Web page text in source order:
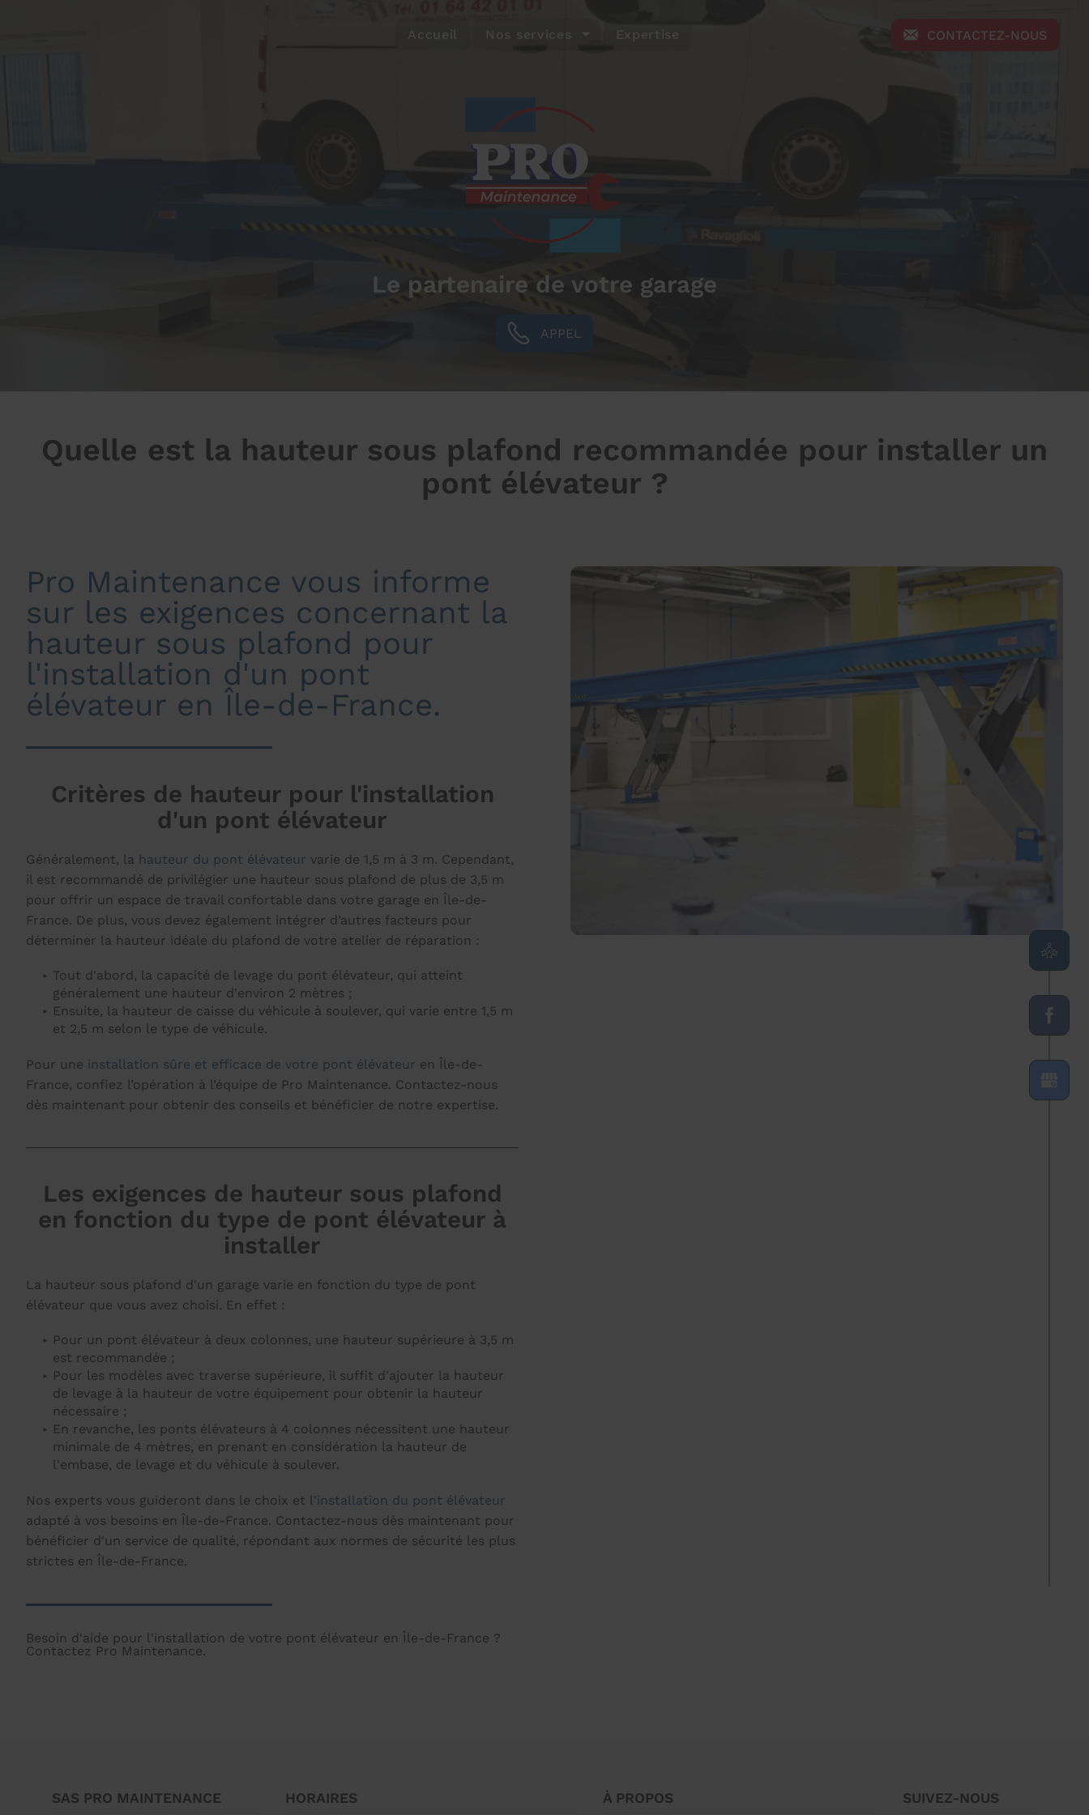
Le partenaire de votre garage
APPEL
Accueil Nos services Expertise CONTACTEZ-NOUS
Quelle est la hauteur sous plafond recommandée pour installer un
pont élévateur ?
Pro Maintenance vous informe
sur les exigences concernant la
hauteur sous plafond pour
l'installation d'un pont
élévateur en Île-de-France.
Critères de hauteur pour l'installation
d'un pont élévateur
Généralement, la hauteur du pont élévateur varie de 1,5 m à 3 m. Cependant,
il est recommandé de privilégier une hauteur sous plafond de plus de 3,5 m
pour offrir un espace de travail confortable dans votre garage en Île-de-
France. De plus, vous devez également intégrer d’autres facteurs pour
déterminer la hauteur idéale du plafond de votre atelier de réparation :
Tout d'abord, la capacité de levage du pont élévateur, qui atteint
généralement une hauteur d'environ 2 mètres ;
Ensuite, la hauteur de caisse du véhicule à soulever, qui varie entre 1,5 m
et 2,5 m selon le type de véhicule.
Pour une installation sûre et efficace de votre pont élévateur en Île-de-
France, confiez l’opération à l’équipe de Pro Maintenance. Contactez-nous
dès maintenant pour obtenir des conseils et bénéficier de notre expertise.
Les exigences de hauteur sous plafond
en fonction du type de pont élévateur à
installer
La hauteur sous plafond d'un garage varie en fonction du type de pont
élévateur que vous avez choisi. En effet :
Pour un pont élévateur à deux colonnes, une hauteur supérieure à 3,5 m
est recommandée ;
Pour les modèles avec traverse supérieure, il suffit d'ajouter la hauteur
de levage à la hauteur de votre équipement pour obtenir la hauteur
nécessaire ;
En revanche, les ponts élévateurs à 4 colonnes nécessitent une hauteur
minimale de 4 mètres, en prenant en considération la hauteur de
l'embase, de levage et du véhicule à soulever.
Nos experts vous guideront dans le choix et l'installation du pont élévateur
adapté à vos besoins en Île-de-France. Contactez-nous dès maintenant pour
bénéficier d'un service de qualité, répondant aux normes de sécurité les plus
strictes en Île-de-France.
Besoin d'aide pour l'installation de votre pont élévateur en Île-de-France ?
Contactez Pro Maintenance.
SAS PRO MAINTENANCE HORAIRES À PROPOS SUIVEZ-NOUS